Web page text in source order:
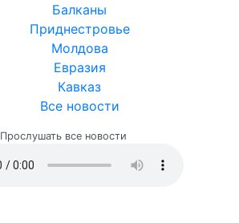
Балканы
Приднестровье
Молдова
Евразия
Кавказ
Все новости
Прослушать все новости